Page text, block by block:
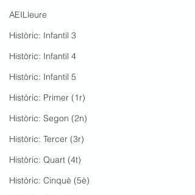
AEILleure
Històric: Infantil 3
Històric: Infantil 4
Històric: Infantil 5
Històric: Primer (1r)
Històric: Segon (2n)
Històric: Tercer (3r)
Històric: Quart (4t)
Històric: Cinquè (5è)